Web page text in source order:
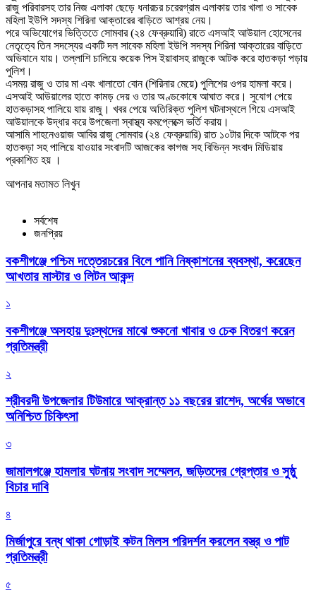
রাজু পরিবারসহ তার নিজ এলাকা ছেড়ে ধনারচর চরেরগ্রাম এলাকায় তার খালা ও সাবেক
মহিলা ইউপি সদস্য শিরিনা আক্তারের বাড়িতে আশ্রয় নেয়।
পরে অভিযোগের ভিত্তিতে সোমবার (২৪ ফেব্রুয়ারি) রাতে এসআই আউয়াল হোসেনের
নেতৃত্বে তিন সদস্যের একটি দল সাবেক মহিলা ইউপি সদস্য শিরিনা আক্তারের বাড়িতে
অভিযানে যায়। তল্লাশি চালিয়ে কয়েক পিস ইয়াবাসহ রাজুকে আটক করে হাতকড়া পড়ায়
পুলিশ।
এসময় রাজু ও তার মা এবং খালাতো বোন (শিরিনার মেয়ে) পুলিশের ওপর হামলা করে।
এসআই আউয়ালের হাতে কামড় দেয় ও তার অণ্ডকোষে আঘাত করে। সুযোগ পেয়ে
হাতকড়াসহ পালিয়ে যায় রাজু। খবর পেয়ে অতিরিক্ত পুলিশ ঘটনাস্থলে গিয়ে এসআই
আউয়ালকে উদ্ধার করে উপজেলা স্বাস্থ্য কমপ্লেক্সে ভর্তি করায়।
আসামি শাহনেওয়াজ আবির রাজু সোমবার (২৪ ফেব্রুয়ারি) রাত ১০টার দিকে আটকে পর
হাতকড়া সহ পালিয়ে যাওয়ার সংবাদটি আজকের কাগজ সহ বিভিন্ন সংবাদ মিডিয়ায়
প্রকাশিত হয় ।
আপনার মতামত লিখুন
সর্বশেষ
জনপ্রিয়
বকশীগঞ্জে পশ্চিম দত্তেরচরের বিলে পানি নিষ্কাশনের ব্যবস্থা, করেছেন
আখতার মাস্টার ও লিটন আকন্দ
১
বকশীগঞ্জে অসহায় দুঃস্থদের মাঝে শুকনো খাবার ও চেক বিতরণ করেন
প্রতিমন্ত্রী
২
শ্রীবরদী উপজেলার টিউমারে আক্রান্ত ১১ বছরের রাশেদ, অর্থের অভাবে
অনিশ্চিত চিকিৎসা
৩
জামালগঞ্জে হামলার ঘটনায় সংবাদ সম্মেলন, জড়িতদের গ্রেপ্তার ও সুষ্ঠু
বিচার দাবি
৪
মির্জাপুরে বন্ধ থাকা গোড়াই কটন মিলস পরিদর্শন করলেন বস্ত্র ও পাট
প্রতিমন্ত্রী
৫